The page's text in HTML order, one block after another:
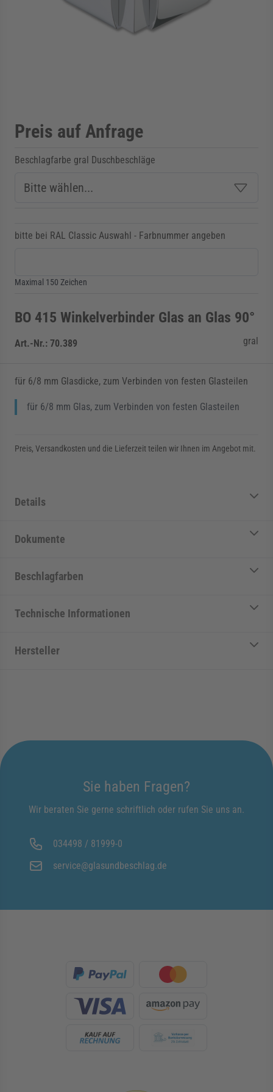
für Kategorie Zargen anzeigen
Preis auf Anfrage
Beschlagfarbe gral Duschbeschläge
bitte bei RAL Classic Auswahl - Farbnummer angeben
Maximal 150 Zeichen
BO 415 Winkelverbinder Glas an Glas 90°
Art.-Nr.: 70.389 gral
für 6/8 mm Glasdicke, zum Verbinden von festen Glasteilen
für 6/8 mm Glas, zum Verbinden von festen Glasteilen
Preis, Versandkosten und die Lieferzeit teilen wir Ihnen im Angebot mit.
Details
Dokumente
Beschlagfarben
Technische Informationen
Hersteller
Sie haben Fragen?
Wir beraten Sie gerne schriftlich oder rufen Sie uns an.
034498 / 81999-0
service@glasundbeschlag.de